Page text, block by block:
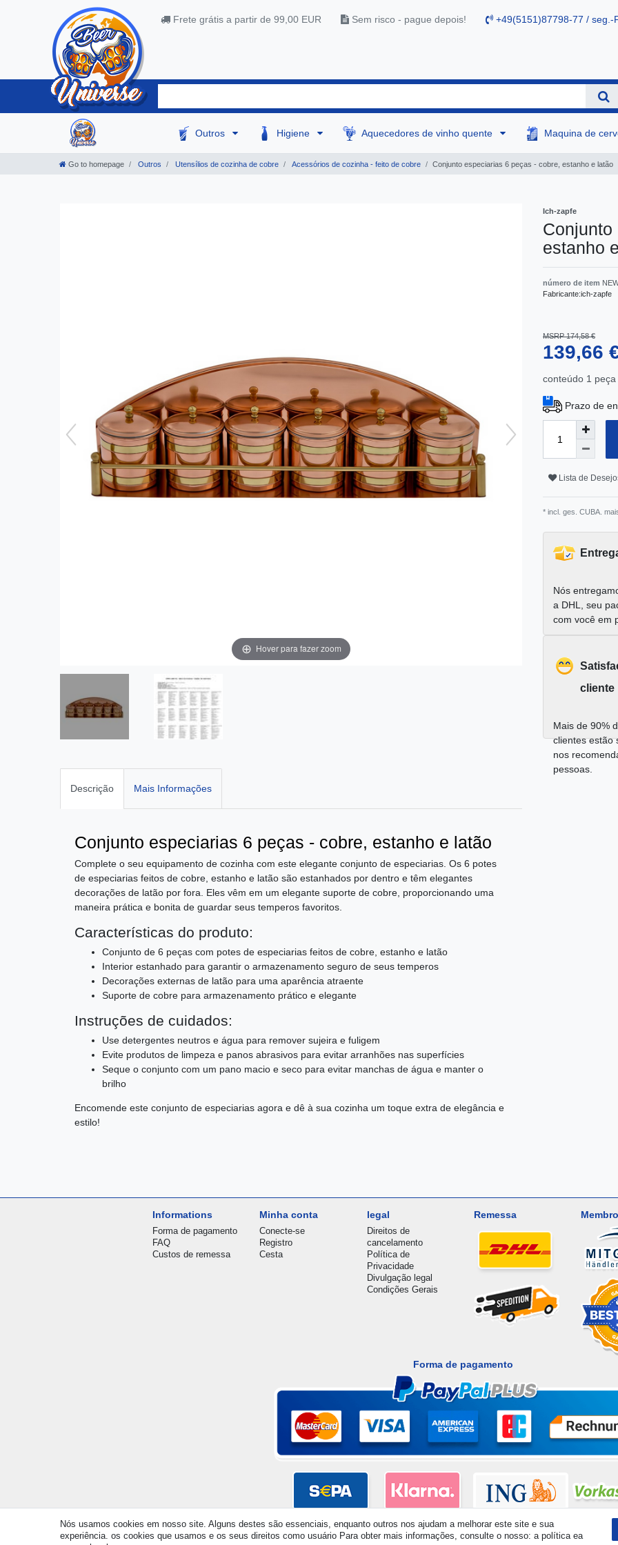
Frete grátis a partir de 99,00 EUR Sem risco - pague depois! +49(5151)87798-77 / seg.-
Outros Higiene Aquecedores de vinho quente Maquina de
Go to homepage Outros Utensílios de cozinha de cobre Acessórios de cozinha - feito de cobre Conjunto especiarias 6 peças - cobre, estanho e latão
Hover para fazer zoom
Descrição Mais Informações
Conjunto especiarias 6 peças - cobre, estanho e latão
Complete o seu equipamento de cozinha com este elegante conjunto de especiarias. Os 6 potes
de especiarias feitos de cobre, estanho e latão são estanhados por dentro e têm elegantes
decorações de latão por fora. Eles vêm em um elegante suporte de cobre, proporcionando uma
maneira prática e bonita de guardar seus temperos favoritos.
Características do produto:
Conjunto de 6 peças com potes de especiarias feitos de cobre, estanho e latão
Interior estanhado para garantir o armazenamento seguro de seus temperos
Decorações externas de latão para uma aparência atraente
Suporte de cobre para armazenamento prático e elegante
Instruções de cuidados:
Use detergentes neutros e água para remover sujeira e fuligem
Evite produtos de limpeza e panos abrasivos para evitar arranhões nas superfícies
Seque o conjunto com um pano macio e seco para evitar manchas de água e manter o
brilho
Encomende este conjunto de especiarias agora e dê à sua cozinha um toque extra de elegância e
estilo!
Ich-zapfe
estanho
número de item
Fabricante:ich-zapfe
MSRP 174,58 €
139,66
conteúdo 1 peça
Prazo de
Lista de
* incl. ges. CUBA.
Nós
a DHL, seu
com você em
cliente
Mais de 90%
clientes estão
nos
pessoas.
Informations
Forma de pagamento
FAQ
Custos de remessa
Minha conta
Conecte-se
Registro
Cesta
legal
Direitos de
cancelamento
Política de
Privacidade
Divulgação legal
Condições Gerais
Remessa
Forma de pagamento
Nós usamos cookies em nosso site. Alguns destes são essenciais, enquanto outros nos ajudam a melhorar este site e sua
experiência. os cookies que usamos e os seus direitos como usuário Para obter mais informações, consulte o nosso: a política ea